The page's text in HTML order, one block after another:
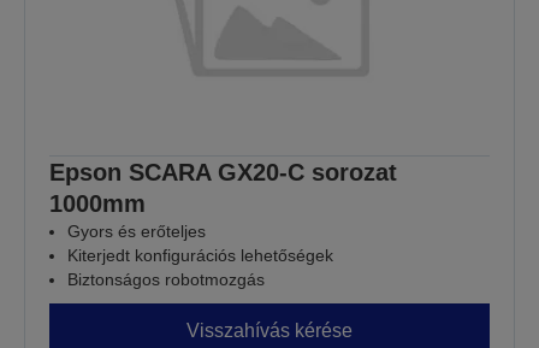
Epson SCARA GX20-C sorozat
1000mm
Gyors és erőteljes
Kiterjedt konfigurációs lehetőségek
Biztonságos robotmozgás
Visszahívás kérése